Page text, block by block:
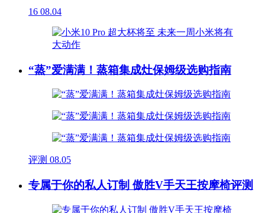
16 08.04
“蒸”爱满满！蒸箱集成灶保姆级选购指南
评测 08.05
专属于你的私人订制 傲胜V手天王按摩椅评测